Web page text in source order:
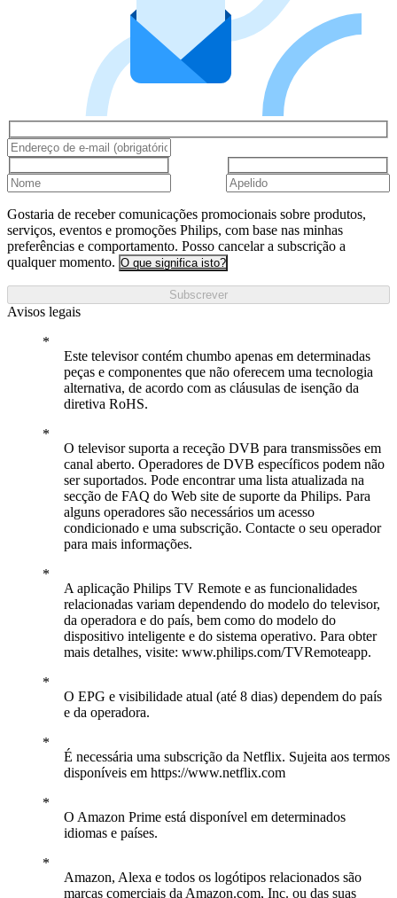
Gostaria de receber comunicações promocionais sobre produtos,
serviços, eventos e promoções Philips, com base nas minhas
preferências e comportamento. Posso cancelar a subscrição a
qualquer momento. O que significa isto?
Subscrever
Avisos legais
Este televisor contém chumbo apenas em determinadas
peças e componentes que não oferecem uma tecnologia
alternativa, de acordo com as cláusulas de isenção da
diretiva RoHS.
O televisor suporta a receção DVB para transmissões em
canal aberto. Operadores de DVB específicos podem não
ser suportados. Pode encontrar uma lista atualizada na
secção de FAQ do Web site de suporte da Philips. Para
alguns operadores são necessários um acesso
condicionado e uma subscrição. Contacte o seu operador
para mais informações.
A aplicação Philips TV Remote e as funcionalidades
relacionadas variam dependendo do modelo do televisor,
da operadora e do país, bem como do modelo do
dispositivo inteligente e do sistema operativo. Para obter
mais detalhes, visite: www.philips.com/TVRemoteapp.
O EPG e visibilidade atual (até 8 dias) dependem do país
e da operadora.
É necessária uma subscrição da Netflix. Sujeita aos termos
disponíveis em https://www.netflix.com
O Amazon Prime está disponível em determinados
idiomas e países.
Amazon, Alexa e todos os logótipos relacionados são
marcas comerciais da Amazon.com, Inc. ou das suas